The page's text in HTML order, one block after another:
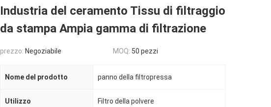
Industria del ceramento Tissu di filtraggio
da stampa Ampia gamma di filtrazione
prezzo: Negoziabile MOQ: 50 pezzi
Nome del prodotto panno della filtropressa
Utilizzo Filtro della polvere